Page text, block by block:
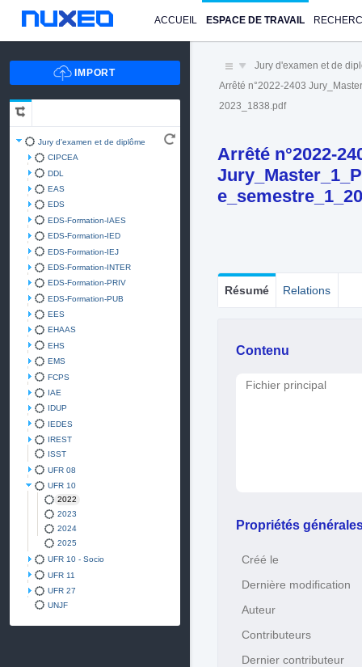
ACCUEIL ESPACE DE TRAVAIL
Jury d'examen et de diplôme
CIPCEA
DDL
EAS
EDS
EDS-Formation-IAES
EDS-Formation-IED
EDS-Formation-IEJ
EDS-Formation-INTER
EDS-Formation-PRIV
EDS-Formation-PUB
EES
EHAAS
EHS
EMS
FCPS
IAE
IDUP
IEDES
IREST
ISST
UFR 08
UFR 10
2022
2023
2024
2025
UFR 10 - Socio
UFR 11
UFR 27
UNJF
Jury d'examen et de
Arrêté n°2022-2403
2023_1838.pdf
Arrêté n°2022-
Résumé Relations
Contenu
Fichier principal
Propriétés
Créé le
Dernière modification
Auteur
Contributeurs
Dernier contributeur